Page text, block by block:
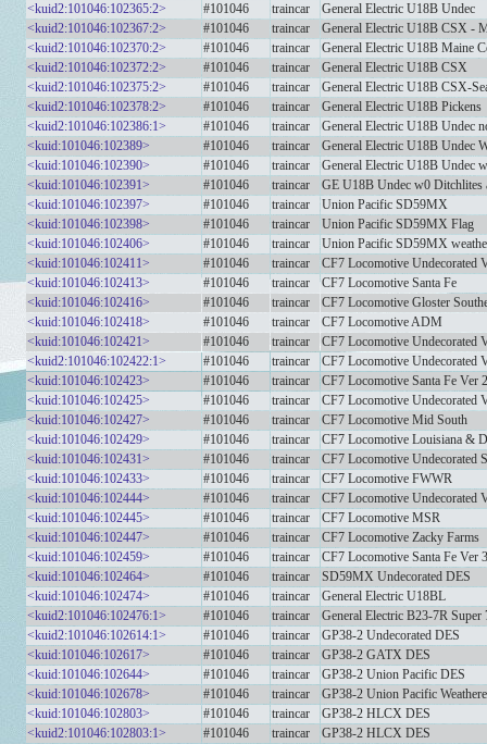
<kuid2:101046:102365:2>
#101046 traincar
General Electric U18B Undec
<kuid2:101046:102367:2>
#101046 traincar
General Electric U18B CSX -
<kuid2:101046:102370:2>
#101046 traincar
General Electric U18B Maine
<kuid2:101046:102372:2>
#101046 traincar
General Electric U18B CSX
<kuid2:101046:102375:2>
#101046 traincar
General Electric U18B CSX-
<kuid2:101046:102378:2>
#101046 traincar
General Electric U18B Pickens
<kuid2:101046:102386:1>
#101046 traincar
General Electric U18B Undec
<kuid:101046:102389>
#101046 traincar
General Electric U18B Undec
<kuid:101046:102390>
#101046 traincar
General Electric U18B Undec
<kuid:101046:102391>
#101046 traincar
GE U18B Undec w0 Ditchlites
<kuid:101046:102397>
#101046 traincar
Union Pacific SD59MX
<kuid:101046:102398>
#101046 traincar
Union Pacific SD59MX Flag
<kuid:101046:102406>
#101046 traincar
Union Pacific SD59MX
<kuid:101046:102411>
#101046 traincar
CF7 Locomotive Undecorated
<kuid:101046:102413>
#101046 traincar
CF7 Locomotive Santa Fe
<kuid:101046:102416>
#101046 traincar
CF7 Locomotive Gloster
<kuid:101046:102418>
#101046 traincar
CF7 Locomotive ADM
<kuid:101046:102421>
#101046 traincar
CF7 Locomotive Undecorated
<kuid2:101046:102422:1>
#101046 traincar
CF7 Locomotive Undecorated
<kuid:101046:102423>
#101046 traincar
CF7 Locomotive Santa Fe Ver 2
<kuid:101046:102425>
#101046 traincar
CF7 Locomotive Undecorated
<kuid:101046:102427>
#101046 traincar
CF7 Locomotive Mid South
<kuid:101046:102429>
#101046 traincar
CF7 Locomotive Louisiana &
<kuid:101046:102431>
#101046 traincar
CF7 Locomotive Undecorated
<kuid:101046:102433>
#101046 traincar
CF7 Locomotive FWWR
<kuid:101046:102444>
#101046 traincar
CF7 Locomotive Undecorated
<kuid:101046:102445>
#101046 traincar
CF7 Locomotive MSR
<kuid:101046:102447>
#101046 traincar
CF7 Locomotive Zacky Farms
<kuid:101046:102459>
#101046 traincar
CF7 Locomotive Santa Fe Ver 3
<kuid:101046:102464>
#101046 traincar
SD59MX Undecorated DES
<kuid:101046:102474>
#101046 traincar
General Electric U18BL
<kuid2:101046:102476:1>
#101046 traincar
General Electric B23-7R Super
<kuid2:101046:102614:1>
#101046 traincar
GP38-2 Undecorated DES
<kuid:101046:102617>
#101046 traincar
GP38-2 GATX DES
<kuid:101046:102644>
#101046 traincar
GP38-2 Union Pacific DES
<kuid:101046:102678>
#101046 traincar
GP38-2 Union Pacific
<kuid:101046:102803>
#101046 traincar
GP38-2 HLCX DES
<kuid2:101046:102803:1>
#101046 traincar GP38-2 HLCX DES